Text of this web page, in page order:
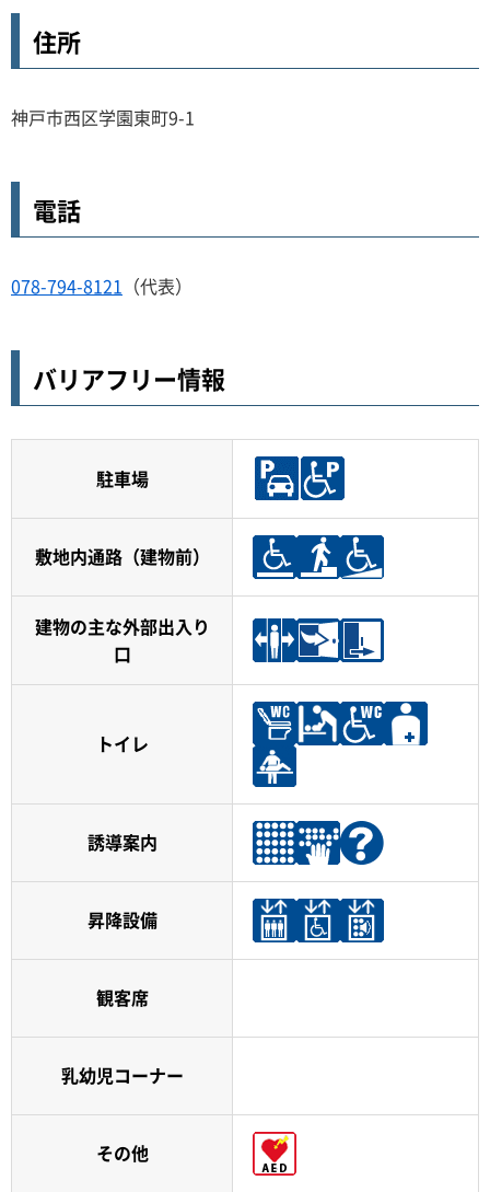
住所
神戸市西区学園東町9-1
電話
078-794-8121 （代表）
バリアフリー情報
駐車場
敷地内通路（建物前）
建物の主な外部出入り
口
トイレ
誘導案内
昇降設備
観客席
乳幼児コーナー
その他